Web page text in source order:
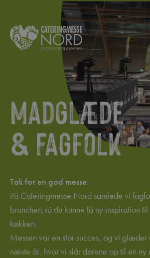
Madglæde
& Fagfolk
Tak for en god messe.
På Cateringmesse Nord samlede vi
branchen,så du kunne få ny inspiration
køkken.
Messen var en stor succes, og vi
næste år, hvor vi slår dørene op til en ny